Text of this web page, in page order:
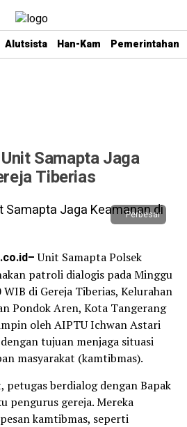
Alutsista Han-Kam Pemerintahan
Samapta Jaga
Tiberias
Perbesar
Unit Samapta Polsek
patroli dialogis pada Minggu
di Gereja Tiberias, Kelurahan
Pondok Aren, Kota Tangerang
oleh AIPTU Ichwan Astari
tujuan menjaga situasi
masyarakat (kamtibmas).
berdialog dengan Bapak
pengurus gereja. Mereka
kamtibmas, seperti